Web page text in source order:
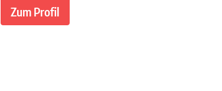
Zum Profil